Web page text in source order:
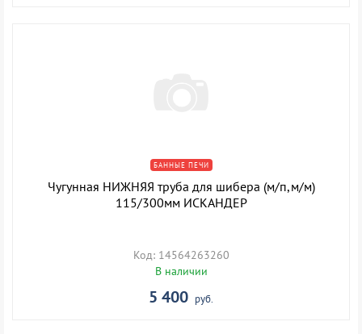
БАННЫЕ ПЕЧИ
Чугунная НИЖНЯЯ труба для шибера (м/п,м/м)
115/300мм ИСКАНДЕР
Код: 14564263260
В наличии
5 400 руб.